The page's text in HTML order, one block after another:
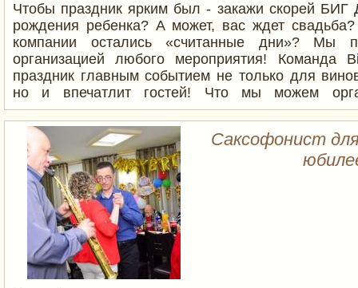
Чтобы праздник ярким был - закажи скорей
рождения ребенка? А может, вас ждет
компании остались «считанные дни»? Мы
организацией любого мероприятия! Команда
праздник главным событием не только для
но и впечатлит гостей! Что мы можем
Свадьба,Бар Мицва,Бат Мицва,День
Саксофонист